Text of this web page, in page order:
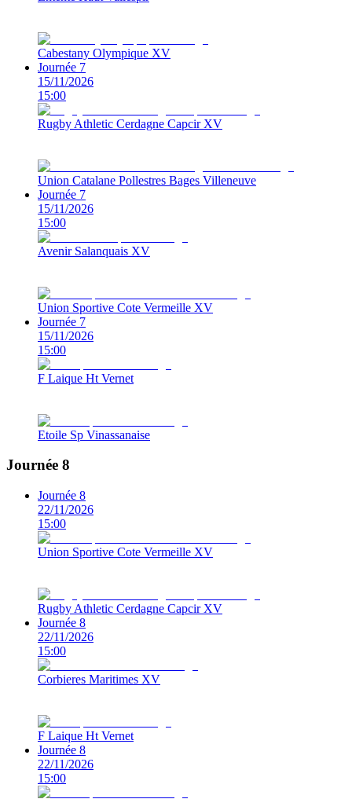
Cabestany Olympique XV
Journée 7
15/11/2026
15:00
Rugby Athletic Cerdagne Capcir XV
Union Catalane Pollestres Bages Villeneuve
Journée 7
15/11/2026
15:00
Avenir Salanquais XV
Union Sportive Cote Vermeille XV
Journée 7
15/11/2026
15:00
F Laique Ht Vernet
Etoile Sp Vinassanaise
Journée 8
Journée 8
22/11/2026
15:00
Union Sportive Cote Vermeille XV
Rugby Athletic Cerdagne Capcir XV
Journée 8
22/11/2026
15:00
Corbieres Maritimes XV
F Laique Ht Vernet
Journée 8
22/11/2026
15:00